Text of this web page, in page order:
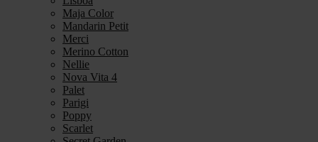
Maja Color
Mandarin Petit
Merci
Merino Cotton
Nellie
Nova Vita 4
Palet
Parigi
Poppy
Scarlet